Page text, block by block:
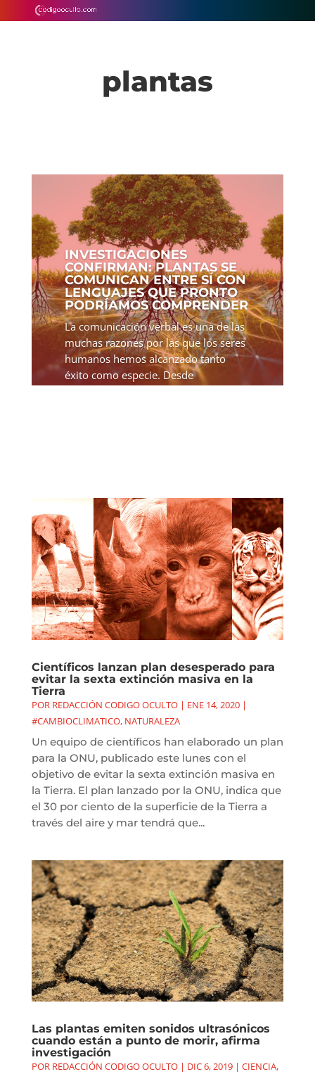
plantas
INVESTIGACIONES
CONFIRMAN: PLANTAS SE
COMUNICAN ENTRE SÍ CON
LENGUAJES QUE PRONTO
PODRÍAMOS COMPRENDER
La comunicación verbal es una de las
muchas razones por las que los seres
humanos hemos alcanzado tanto
éxito como especie. Desde
Científicos lanzan plan desesperado para
evitar la sexta extinción masiva en la
Tierra
POR REDACCIÓN CODIGO OCULTO| ENE 14, 2020|
#CAMBIOCLIMATICO, NATURALEZA
Un equipo de científicos han elaborado un plan
para la ONU, publicado este lunes con el
objetivo de evitar la sexta extinción masiva en
la Tierra. El plan lanzado por la ONU, indica que
el 30 por ciento de la superficie de la Tierra a
través del aire y mar tendrá que...
Las plantas emiten sonidos ultrasónicos
cuando están a punto de morir, afirma
investigación
POR REDACCIÓN CODIGO OCULTO| DIC 6, 2019| CIENCIA,